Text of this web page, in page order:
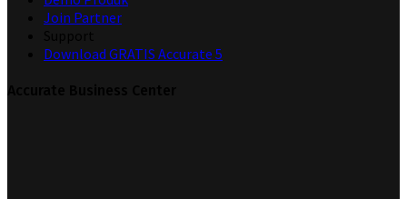
Join Partner
Download GRATIS Accurate 5